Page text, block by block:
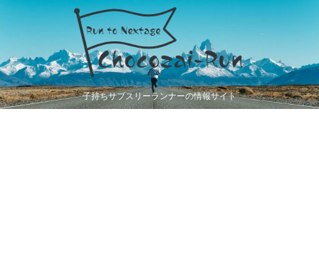
子持ちサブスリーランナーの情報サイト